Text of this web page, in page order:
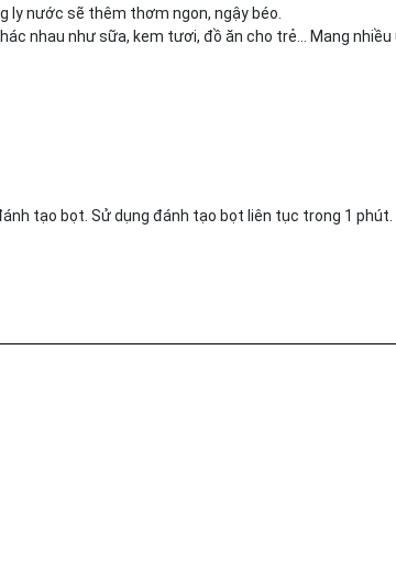
nước sẽ thêm thơm ngon, ngậy béo.
nhau như sữa, kem tươi, đồ ăn cho trẻ… Mang nhiều
tạo bọt. Sử dụng đánh tạo bọt liên tục trong 1 phút.